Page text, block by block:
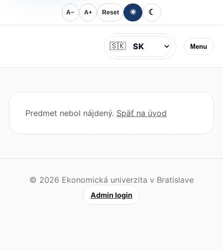
A− A+ Reset ☀ ☾
Menu
Jazyk
🇸🇰
Predmet nebol nájdený. Späť na úvod
© 2026 Ekonomická univerzita v Bratislave
Admin login